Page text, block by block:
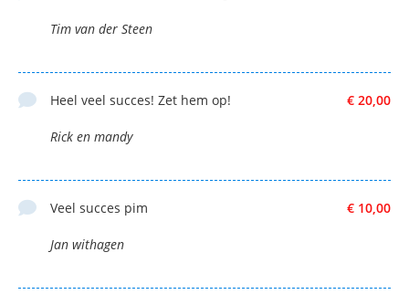
Tim van der Steen
€ 20,00
Heel veel succes! Zet hem op!
Rick en mandy
€ 10,00
Veel succes pim
Jan withagen